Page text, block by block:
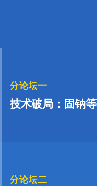
分论坛一
技术破局：固钠
分论坛二